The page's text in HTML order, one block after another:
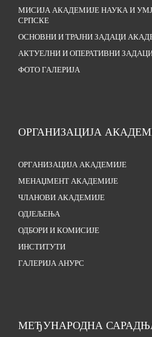
МИСИЈА АКАДЕМИЈЕ НАУКА И
СРПСКЕ
ОСНОВНИ И ТРАЈНИ ЗАДАЦИ
АКТУЕЛНИ И ОПЕРАТИВНИ
ФОТО ГАЛЕРИЈА
ОРГАНИЗАЦИЈА
ОРГАНИЗАЦИЈА АКАДЕМИЈЕ
МЕНАЏМЕНТ АКАДЕМИЈЕ
ЧЛАНОВИ АКАДЕМИЈЕ
ОДЈЕЉЕЊА
ОДБОРИ И КОМИСИЈЕ
ИНСТИТУТИ
ГАЛЕРИЈА АНУРС
МЕЂУНАРОДНА